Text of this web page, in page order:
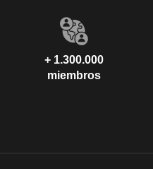
+ 1.300.000
miembros